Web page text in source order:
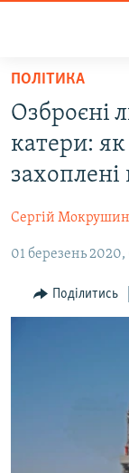
Перейти
основного
матеріалу
Перейти
до
основної
навігації
Перейти
пошуку
НОВИНИ
ВОДА.КРИМ
ВІДЕО ТА ФОТО
БЛОГИ
ПОГЛЯД
ІНТЕРВ'Ю
ВІДЕОУРОКИ
СВІДЧЕННЯ
ЯК ОБІЙТИ
ПОЛІТИКА
Озброєні
катери: як
захоплені
Сергій Мокрушин
01 березень
Поділитись